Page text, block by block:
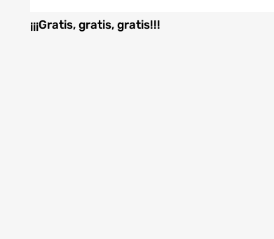
¡¡¡Gratis, gratis, gratis!!!